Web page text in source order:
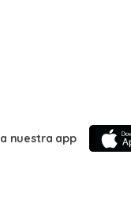
nuestra app